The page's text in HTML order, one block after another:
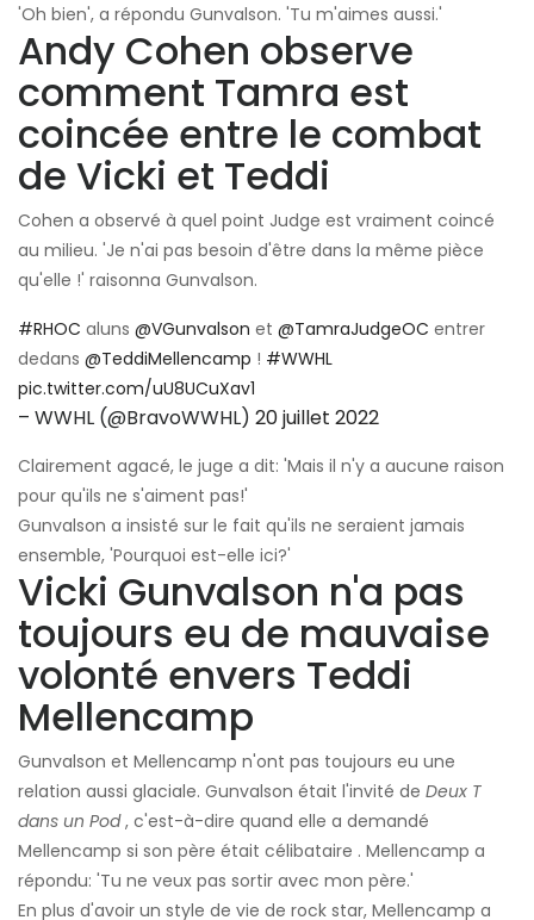
'Oh bien', a répondu Gunvalson. 'Tu m'aimes aussi.'
Andy Cohen observe
comment Tamra est
coincée entre le combat
de Vicki et Teddi
Cohen a observé à quel point Judge est vraiment coincé
au milieu. 'Je n'ai pas besoin d'être dans la même pièce
qu'elle !' raisonna Gunvalson.
#RHOC aluns @VGunvalson et @TamraJudgeOC entrer
dedans @TeddiMellencamp ! #WWHL
pic.twitter.com/uU8UCuXav1
– WWHL (@BravoWWHL) 20 juillet 2022
Clairement agacé, le juge a dit: 'Mais il n'y a aucune raison
pour qu'ils ne s'aiment pas!'
Gunvalson a insisté sur le fait qu'ils ne seraient jamais
ensemble, 'Pourquoi est-elle ici?'
Vicki Gunvalson n'a pas
toujours eu de mauvaise
volonté envers Teddi
Mellencamp
Gunvalson et Mellencamp n'ont pas toujours eu une
relation aussi glaciale. Gunvalson était l'invité de Deux T
dans un Pod, c'est-à-dire quand elle a demandé
Mellencamp si son père était célibataire . Mellencamp a
répondu: 'Tu ne veux pas sortir avec mon père.'
En plus d'avoir un style de vie de rock star, Mellencamp a